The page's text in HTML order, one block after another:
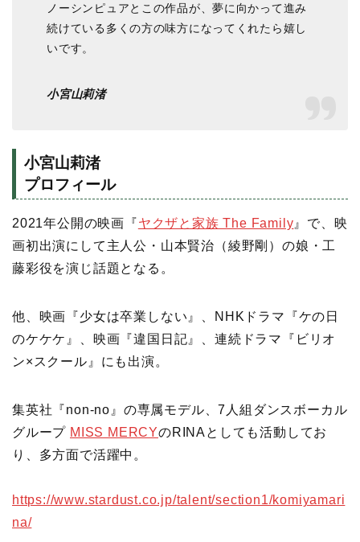
ノーシンピュアとこの作品が、夢に向かって進み
続けている多くの方の味方になってくれたら嬉し
いです。
小宮山莉渚
小宮山莉渚
プロフィール
2021年公開の映画『ヤクザと家族 The Family 』で、映
画初出演にして主人公・山本賢治（綾野剛）の娘・工
藤彩役を演じ話題となる。
他、映画『少女は卒業しない』、NHKドラマ『ケの日
のケケケ』、映画『違国日記』、連続ドラマ『ビリオ
ン×スクール』にも出演。
集英社『non-no』の専属モデル、7人組ダンスボーカル
グループ MISS MERCYのRINAとしても活動してお
り、多方面で活躍中。
https://www.stardust.co.jp/talent/section1/komiyamari
na/